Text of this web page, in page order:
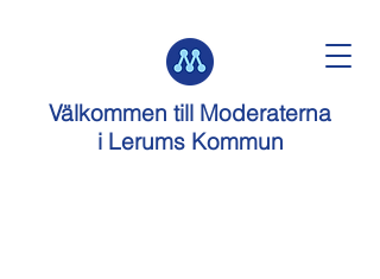
Välkommen till Moderaterna
i Lerums Kommun